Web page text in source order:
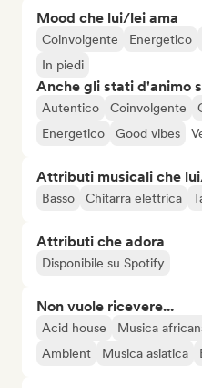
Mood che lui/lei ama
Coinvolgente Energetico
In piedi
Anche gli stati d'animo
Autentico Coinvolgente
Energetico
Good vibes
Attributi musicali che
Basso Chitarra elettrica
Attributi che adora
Disponibile su Spotify
Non vuole ricevere...
Acid house Musica
Ambient
Musica asiatica